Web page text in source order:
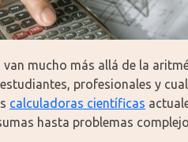
mucho más allá de la
profesionales y
calculadoras científicas
hasta problemas